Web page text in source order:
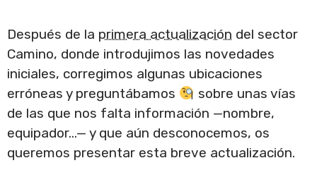
Después de la primera actualización del sector
Camino, donde introdujimos las novedades
iniciales, corregimos algunas ubicaciones
erróneas y preguntábamos
sobre unas vías
de las que nos falta información —nombre,
equipador…— y que aún desconocemos, os
queremos presentar esta breve actualización.